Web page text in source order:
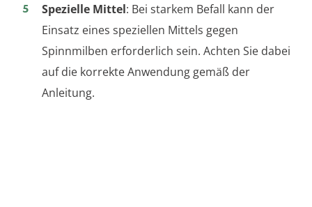
Spezielle Mittel: Bei starkem Befall kann der
Einsatz eines speziellen Mittels gegen
Spinnmilben erforderlich sein. Achten Sie dabei
auf die korrekte Anwendung gemäß der
Anleitung.